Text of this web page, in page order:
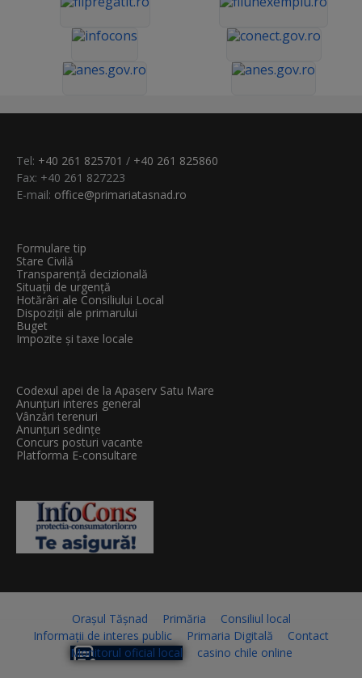
Tel: +40 261 825701 / +40 261 825860
Fax: +40 261 827223
E-mail: office@primariatasnad.ro
Formulare tip
Stare Civilă
Transparenţă decizională
Situații de urgență
Hotărâri ale Consiliului Local
Dispoziții ale primarului
Buget
Impozite și taxe locale
Codexul apei de la Apaserv Satu Mare
Anunțuri interes general
Vânzări terenuri
Anunțuri sedințe
Concurs posturi vacante
Platforma E-consultare
Orașul Tășnad Primăria
Consiliul local
Informații de interes public
Primaria Digitală
Contact
Monitorul oficial local
casino chile online